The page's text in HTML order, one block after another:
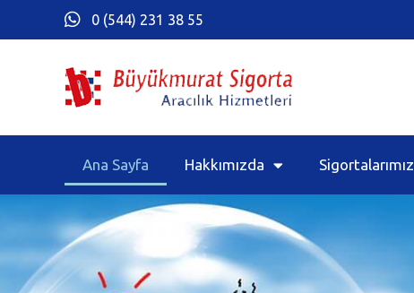
0 (544) 231 38 55
Ana Sayfa Hakkımızda Sigortalarımız